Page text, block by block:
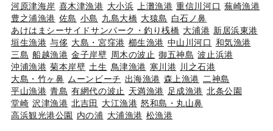
河原津海岸 喜木津漁港 大小浜 上灘漁港 重信川河口 蕪崎漁港
豊之浦漁港 佐島 小島 九島大橋 大猿島 白石ノ鼻
あけはまシーサイドサンパーク・釣り桟橋 大浦港 新居浜東港
垣生漁港 与侈 大島・宮窪港 櫛生漁港 中山川河口 和気漁港
三島 船越漁港 金子岸壁 周木の波止 御五神島 波止浜港
沖浦漁港 菊本岸壁 土生 鳥津漁港 寒川港 川之石港
大島・竹ヶ鼻 ムーンビーチ 出海漁港 森上漁港 二神島
平山漁港 青島 有網代の波止 天満漁港 足成漁港 北条公園
堂崎 沢津漁港 北吉田 大江漁港 怒和島・丸山鼻
高浜観光港公園 内の浦 大浦漁港 松漁港